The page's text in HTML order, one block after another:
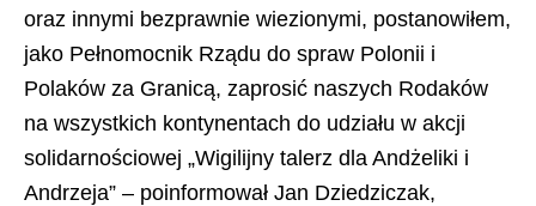
oraz innymi bezprawnie wiezionymi, postanowiłem,
jako Pełnomocnik Rządu do spraw Polonii i
Polaków za Granicą, zaprosić naszych Rodaków
na wszystkich kontynentach do udziału w akcji
solidarnościowej „Wigilijny talerz dla Andżeliki i
Andrzeja” – poinformował Jan Dziedziczak,